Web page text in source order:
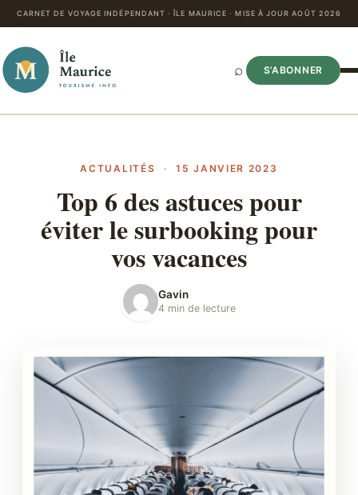
CARNET DE VOYAGE INDÉPENDANT · ÎLE MAURICE · MISE À JOUR AOÛT 2026
⌕ S’ABONNER
ACTUALITÉS · 15 JANVIER 2023
Top 6 des astuces pour
éviter le surbooking pour
vos vacances
Gavin
4 min de lecture